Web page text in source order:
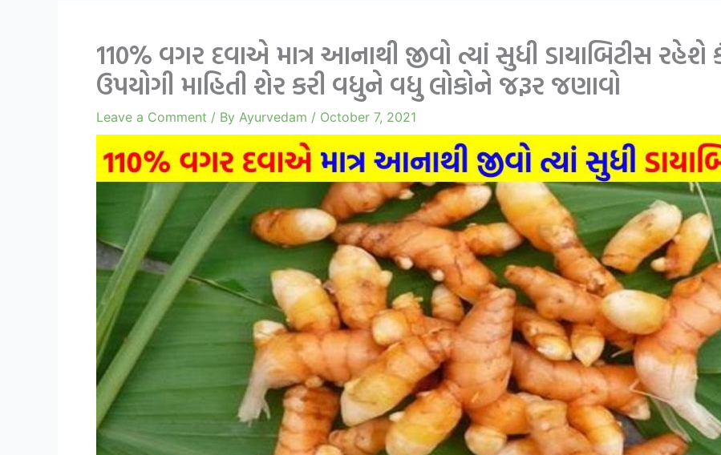
110% વગર દવાએ માત્ર આનાથી જીવો ત્યાં સુધી ડાયાબિટીસ રહેશે
ઉપયોગી માહિતી શેર કરી વધુને વધુ લોકોને જરૂર જણાવો
Leave a Comment / By Ayurvedam / October 7, 2021